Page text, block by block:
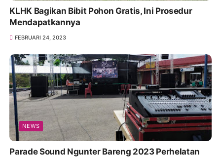
KLHK Bagikan Bibit Pohon Gratis, Ini Prosedur
Mendapatkannya
FEBRUARI 24, 2023
NEWS
Parade Sound Ngunter Bareng 2023 Perhelatan